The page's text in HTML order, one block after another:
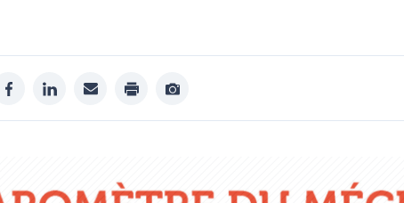
facebooklinkedinmail print
Afficher